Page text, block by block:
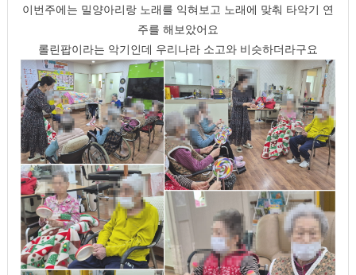
이번주에는 밀양아리랑 노래를 익혀보고 노래에 맞춰 타악기 연
주를 해보았어요
롤린팝이라는 악기인데 우리나라 소고와 비슷하더라구요